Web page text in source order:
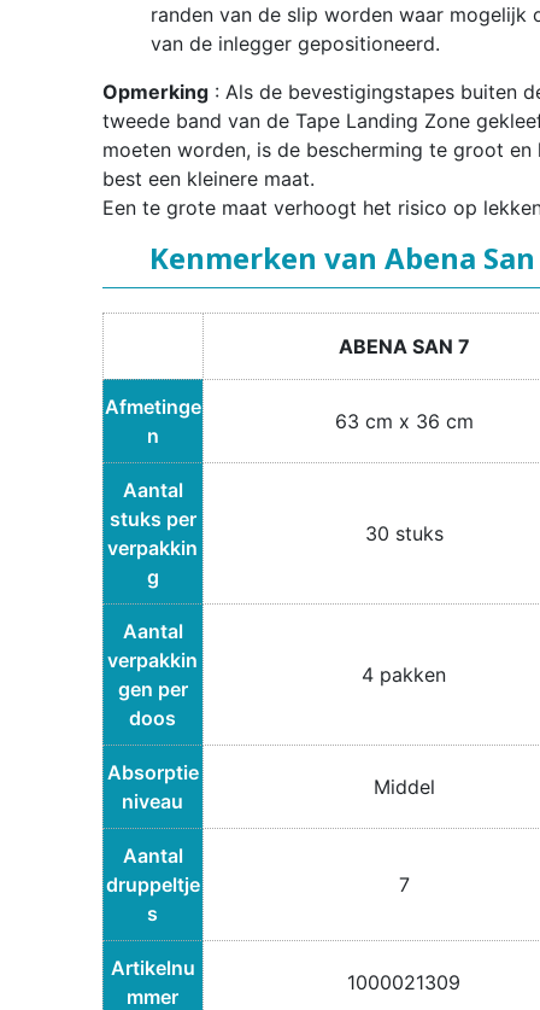
randen van de slip worden waar mogelijk
van de inlegger gepositioneerd.
Opmerking: Als de bevestigingstapes buiten
tweede band van de Tape Landing Zone
moeten worden, is de bescherming te groot en
best een kleinere maat.
Een te grote maat verhoogt het risico op
Kenmerken van Abena
ABENA SAN 7
Afmetinge
n
63 cm x 36 cm
Aantal
stuks per
verpakkin
g
30 stuks
Aantal
verpakkin
gen per
doos
4 pakken
Absorptie
niveau
Middel
Aantal
druppeltje
s
7
Artikelnu
mmer
1000021309